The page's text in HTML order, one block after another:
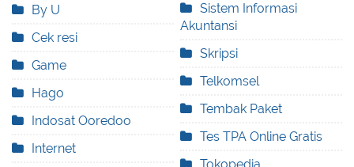
By U
Cek resi
Game
Hago
Indosat Ooredoo
Internet
Sistem Informasi
Akuntansi
Skripsi
Telkomsel
Tembak Paket
Tes TPA Online Gratis